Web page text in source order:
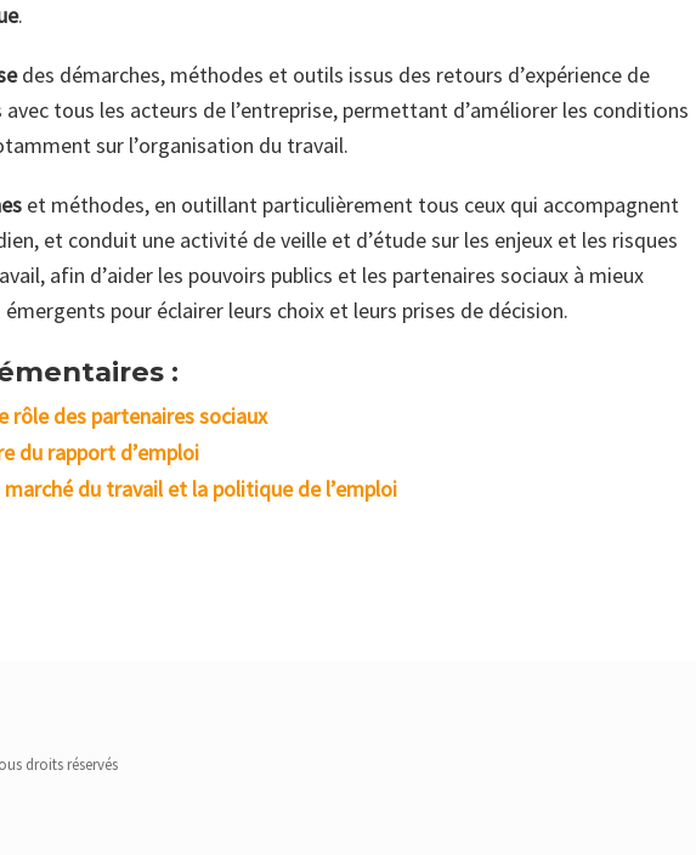
.
des démarches, méthodes et outils issus des retours d’expérience de
tous les acteurs de l’entreprise, permettant d’améliorer les conditions
sur l’organisation du travail.
et méthodes, en outillant particulièrement tous ceux qui accompagnent
et conduit une activité de veille et d’étude sur les enjeux et les risques
afin d’aider les pouvoirs publics et les partenaires sociaux à mieux
pour éclairer leurs choix et leurs prises de décision.
:
rôle des partenaires sociaux
du rapport d’emploi
du travail et la politique de l’emploi
droits réservés